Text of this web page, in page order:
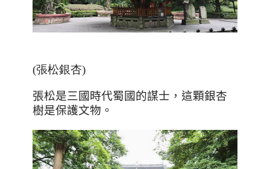
(張松銀杏)
張松是三國時代蜀國的謀士，這顆銀杏
樹是保護文物 。